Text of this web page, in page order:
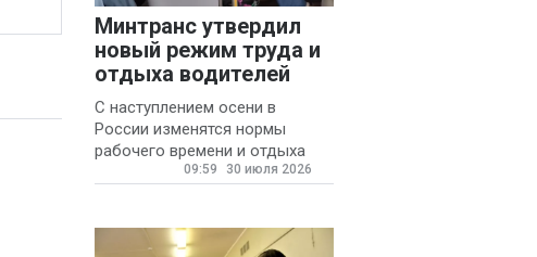
Минтранс утвердил
новый режим труда и
отдыха водителей
С наступлением осени в
России изменятся нормы
рабочего времени и отдыха
для автомобилистов.
09:59 30 июля 2026